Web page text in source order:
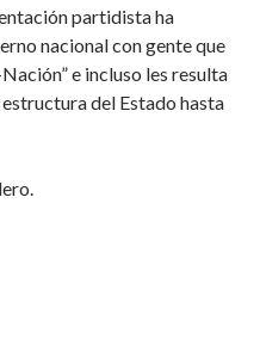
partidista ha
nacional con gente que
e incluso les resulta
del Estado hasta